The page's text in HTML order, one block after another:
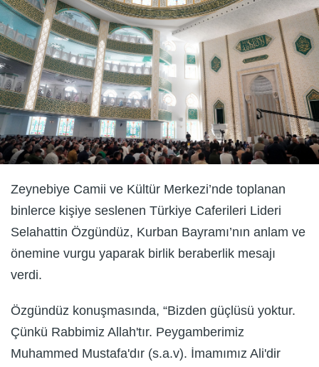
Zeynebiye Camii ve Kültür Merkezi’nde toplanan
binlerce kişiye seslenen Türkiye Caferileri Lideri
Selahattin Özgündüz, Kurban Bayramı’nın anlam ve
önemine vurgu yaparak birlik beraberlik mesajı
verdi.
Özgündüz konuşmasında, “Bizden güçlüsü yoktur.
Çünkü Rabbimiz Allah'tır. Peygamberimiz
Muhammed Mustafa'dır (s.a.v). İmamımız Ali'dir